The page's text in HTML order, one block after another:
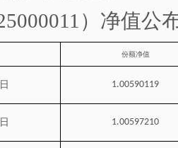
）净值公
份额净值
日 1.00590119
日 1.00597210